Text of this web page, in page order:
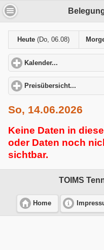
Heute(Do, 06.08)
Kalender...
Preisübersicht...
So, 14.06.2026
Keine Daten in
oder Daten noch
sichtbar.
TOIMS
Home